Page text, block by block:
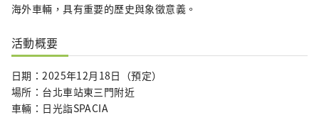
海外車輛，具有重要的歷史與象徵意義。
活動概要
日期：2025年12月18日（預定）
場所：台北車站東三門附近
車輛：日光詣SPACIA